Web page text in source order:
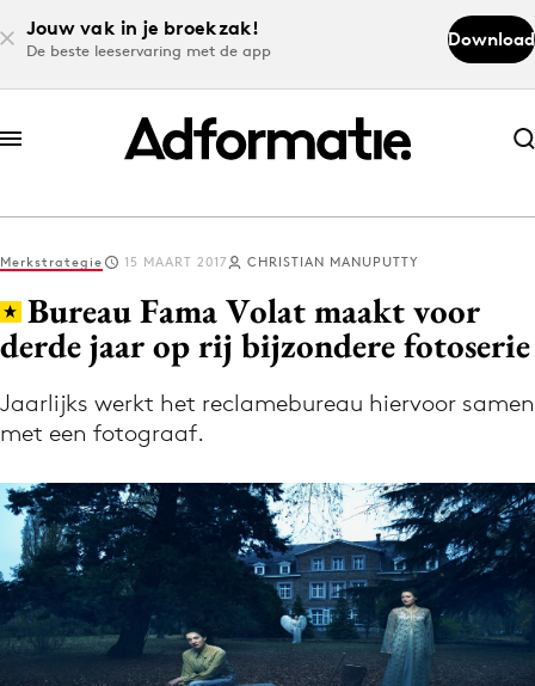
Jouw vak in je broekzak!
De beste leeservaring met de app
Download
Abonneer nu
Abonneer nu
Log in
Download de app
Volg het laatste nieuws via de Adformatie
Nieuws app
Menu
Home
Merkstrategie 15 MAART 2017 CHRISTIAN MANUPUTTY
Bureau Fama Volat maakt voor
derde jaar op rij bijzondere fotoserie
Jaarlijks werkt het reclamebureau hiervoor samen
met een fotograaf.